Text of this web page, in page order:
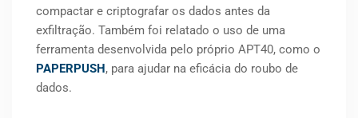
compactar e criptografar os dados antes da
exfiltração. Também foi relatado o uso de uma
ferramenta desenvolvida pelo próprio APT40, como o
PAPERPUSH, para ajudar na eficácia do roubo de
dados.